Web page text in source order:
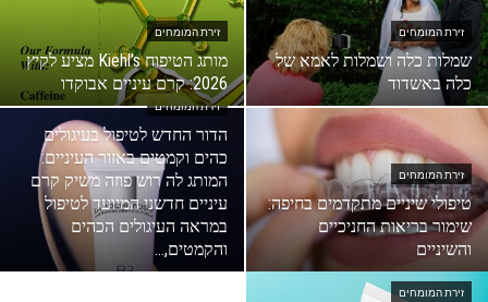
זירת המומחים
שמלות כלה ושמלות לאמא של
כלה באשדוד
זירת המומחים
מותג הטיפוח Kiehl’s מציע לקיץ
2026: קרם עיניים אבוקדו
זירת המומחים
טיפולי שיניים מתקדמים בחיפה:
שימור בריאות החניכיים
והשיניים
זירת המומחים
הדור החדש לטיפול בעיגולים
כהים וקמטים באזור העיניים:
המותג לה רוש פוזה משיק קרם
עיניים חדשני המיועד לטיפול
במראה העיגולים הכהים
והקמטים,...
זירת המומחים